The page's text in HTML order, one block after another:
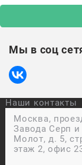
Мы в соц
Наши контакты
Москва,
Завода Серп и
Молот, д. 5,
этаж 2, офис